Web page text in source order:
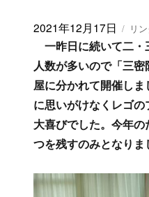
投
2021年12月17日
フ
ォ
ー
マ
ッ
ト
リ
一昨日に続いて二・
人数が多いので「三
屋に分かれて開催し
に思いがけなくレゴ
大喜びでした。今年
つを残すのみとなりま